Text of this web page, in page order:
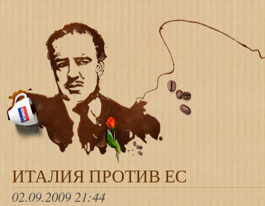
ИТАЛИЯ ПРОТИВ ЕС
02.09.2009 21:44